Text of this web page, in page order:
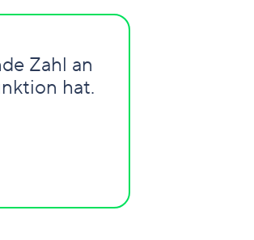
Zahl an
hat.